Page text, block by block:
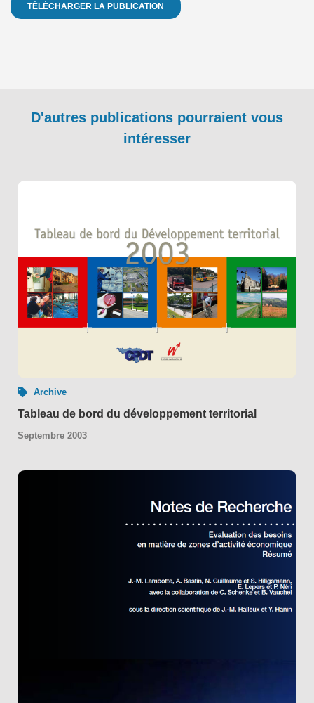
TÉLÉCHARGER LA PUBLICATION
D'autres publications pourraient vous
intéresser
Archive
Tableau de bord du développement territorial
Septembre 2003